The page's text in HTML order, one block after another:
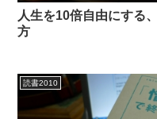
人生を10倍自由にする
方
読書2010